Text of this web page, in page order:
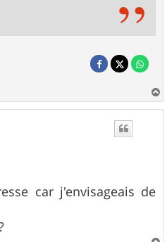
a
car j'envisageais de